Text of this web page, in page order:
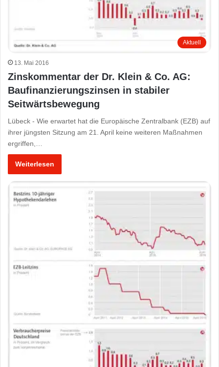
Aktuell
13. Mai 2016
Zinskommentar der Dr. Klein & Co. AG:
Baufinanzierungszinsen in stabiler
Seitwärtsbewegung
Lübeck - Wie erwartet hat die Europäische Zentralbank (EZB) auf
ihrer jüngsten Sitzung am 21. April keine weiteren Maßnahmen
ergriffen,…
Weiterlesen